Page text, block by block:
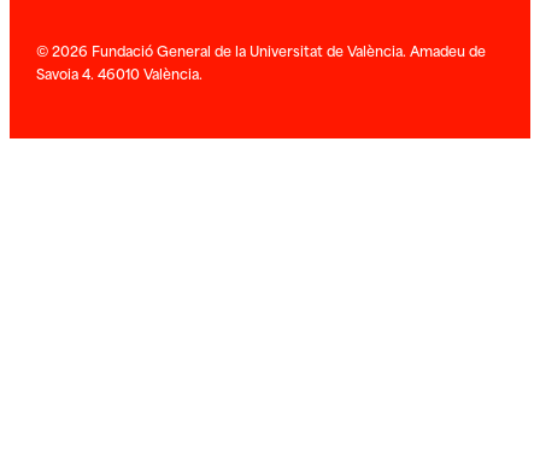
© 2026 Fundació General de la Universitat de València. Amadeu de
Savoia 4. 46010 València.